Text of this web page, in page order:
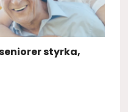
styrka,